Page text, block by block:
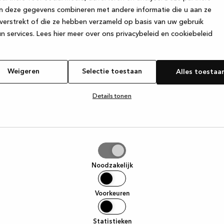
deze gegevens combineren met andere informatie die u aan ze
of die ze hebben verzameld op basis van uw gebruik
services. Lees hier meer over ons privacybeleid en cookiebeleid
Weigeren Selectie toestaan Alles
Details tonen
Noodzakelijk
Voorkeuren
Statistieken
has occurred while loadingwww.kvik.be (see the